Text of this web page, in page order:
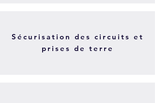
Sécurisation des circuits et
prises de terre